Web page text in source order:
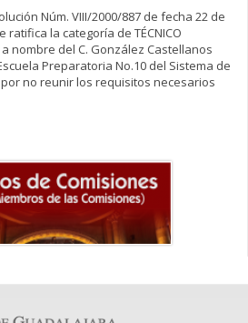
Núm. VIII/2000/887 de fecha 22 de
ratifica la categoría de TÉCNICO
a nombre del C. González Castellanos
Preparatoria No.10 del Sistema de
no reunir los requisitos necesarios